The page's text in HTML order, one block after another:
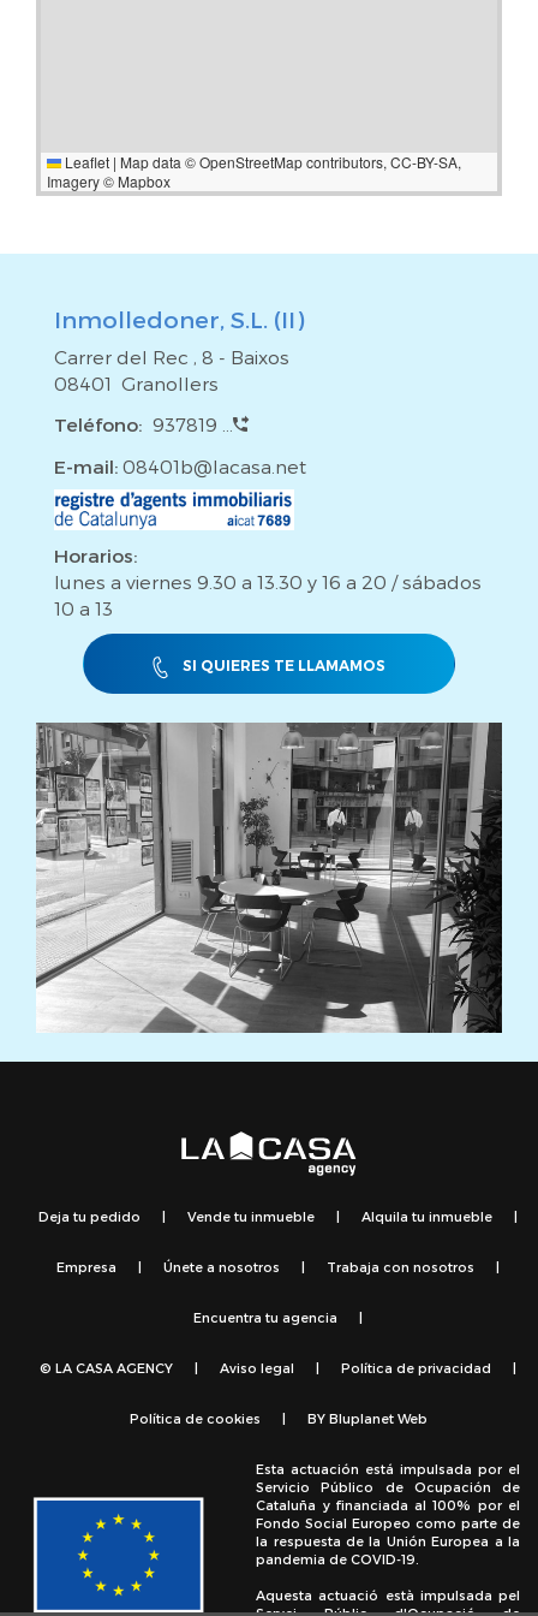
Leaflet | Map data ©OpenStreetMapcontributors, CC-BY-SA,
Imagery © Mapbox
Inmolledoner, S.L. (II)
Carrer del Rec , 8 - Baixos
08401 Granollers
Teléfono: 937819 ...
E-mail: 08401b@lacasa.net
Horarios:
lunes a viernes 9.30 a 13.30 y 16 a 20 / sábados
10 a 13
SI QUIERES TE LLAMAMOS
Deja tu pedido | Vende tu inmueble | Alquila tu inmueble |
Empresa | Únete a nosotros | Trabaja con nosotros |
Encuentra tu agencia |
© LA CASA AGENCY | Aviso legal | Política de privacidad |
Política de cookies | BY Bluplanet Web
Esta actuación está impulsada por el
Servicio Público de Ocupación de
Cataluña y financiada al 100% por el
Fondo Social Europeo como parte de
la respuesta de la Unión Europea a la
pandemia de COVID-19.
Aquesta actuació està impulsada pel
Servei Públic d'Ocupació de